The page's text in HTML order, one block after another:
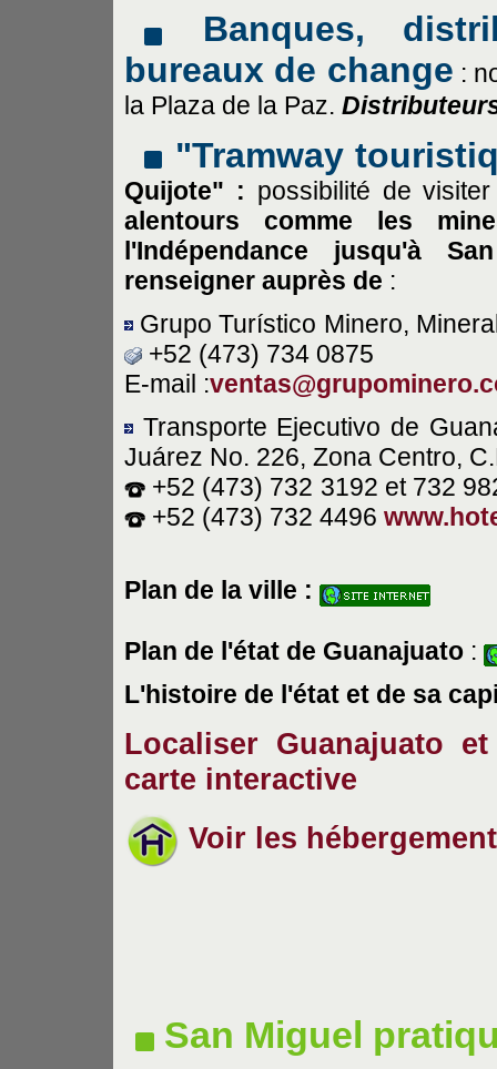
Banques,
bureaux de change :
la Plaza de la Paz.
"Tramway
Quijote" : possibilité de
alentours comme les
l'Indépendance jusqu'à
renseigner auprès de :
Grupo Turístico Minero,
+52 (473) 734 0875
E-mail :
Transporte Ejecutivo de
Juárez No. 226, Zona Centro,
+52 (473) 732 3192 et 732
+52 (473) 732 4496
Plan de la ville :
Plan de l'état de Guanajuato :
L'histoire de l'état et de sa
Localiser Guanajuato
carte interactive
Voir les
San Miguel